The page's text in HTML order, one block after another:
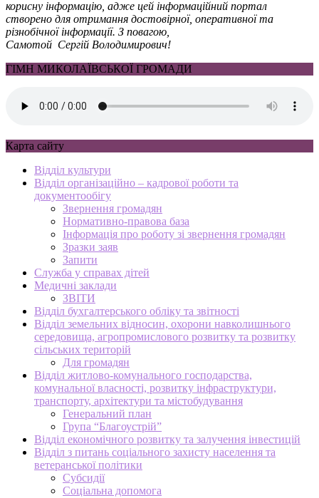
корисну інформацію, адже цей інформаційний портал
створено для отримання достовірної, оперативної та
різнобічної інформації. З повагою,
Самотой Сергій Володимирович!
ГІМН МИКОЛАЇВСЬКОЇ ГРОМАДИ
Карта сайту
Відділ культури
Відділ організаційно – кадрової роботи та
документообігу
Звернення громадян
Нормативно-правова база
Інформація про роботу зі звернення громадян
Зразки заяв
Запити
Служба у справах дітей
Медичні заклади
ЗВІТИ
Відділ бухгалтерського обліку та звітності
Відділ земельних відносин, охорони навколишнього
середовища, агропромислового розвитку та розвитку
сільських територій
Для громадян
Відділ житлово-комунального господарства,
комунальної власності, розвитку інфраструктури,
транспорту, архітектури та містобудування
Генеральний план
Група “Благоустрій”
Відділ економічного розвитку та залучення інвестицій
Відділ з питань соціального захисту населення та
ветеранської політики
Субсидії
Соціальна допомога